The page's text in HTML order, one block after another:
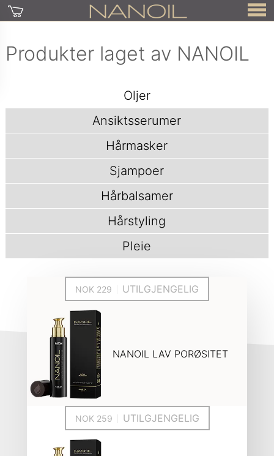
Produkter laget av NANOIL
Oljer
Ansiktsserumer
Hårmasker
Sjampoer
Hårbalsamer
Hårstyling
Pleie
UTILGJENGELIG
NANOIL LAV PORØSITET
UTILGJENGELIG